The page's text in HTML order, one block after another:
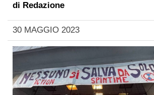
di Redazione
30 MAGGIO 2023